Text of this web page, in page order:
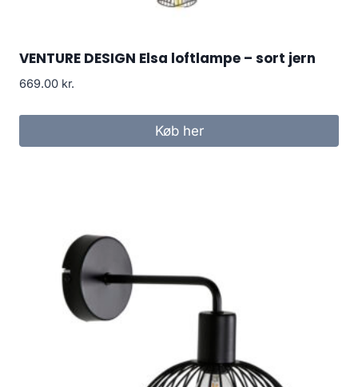
VENTURE DESIGN Elsa loftlampe – sort jern
669.00 kr.
Køb her